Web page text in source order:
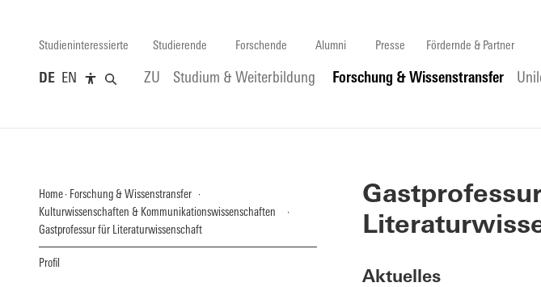
Studieninteressierte Studierende Forschende Alumni Presse Fördernde & Partner
DE EN ZU Studium & Weiterbildung Forschung & Wissenstransfer
Home Forschung & Wissenstransfer
Kulturwissenschaften & Kommunikationswissenschaften
Gastprofessur für Literaturwissenschaft
Profil
Aktuelles